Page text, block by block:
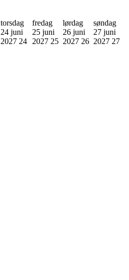
torsdag
24 juni
2027 24
fredag
25 juni
2027 25
lørdag
26 juni
2027 26
søndag
27 juni
2027 27